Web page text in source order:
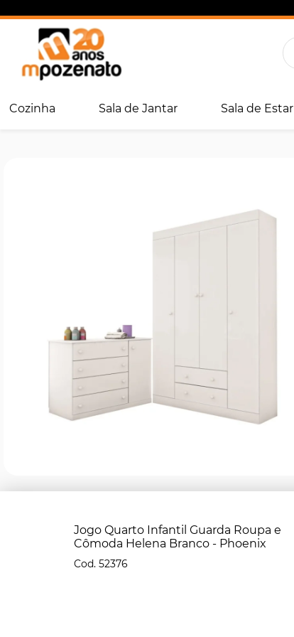
Cozinha Sala de Jantar Sala de Estar
Jogo Quarto Infantil Guarda Roupa e
Cômoda Helena Branco - Phoenix
52376